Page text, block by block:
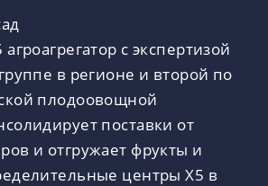
с экспертизой
в регионе и второй по
плодоовощной
поставки от
и отгружает фрукты и
центры X5 в